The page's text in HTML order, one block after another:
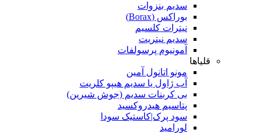
سدیم بنزوات
بوراکس (Borax)
نیترات کلسیم
سدیم نیتریت
آمونیوم پرسولفات
قلیاها
مونو اتانول آمین
آب ژاول یا سدیم هیپو کلریت
بی کربنات سدیم (جوش شیرین)
پتاسیم هیدروکسید
سود پرک|کاستیک سودا
لورامید